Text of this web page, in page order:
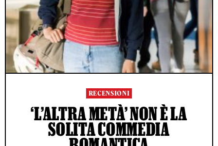
RECENSIONI
‘L’ALTRA METÀ’ NON È LA
SOLITA COMMEDIA